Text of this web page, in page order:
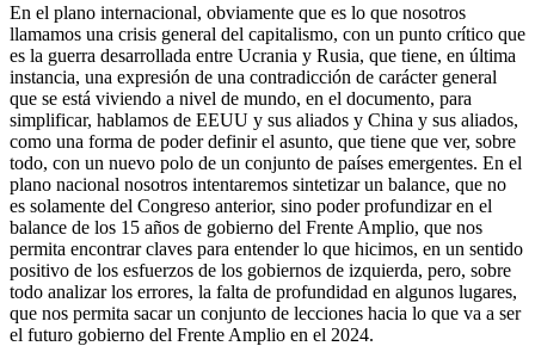
En el plano internacional, obviamente que es lo que nosotros
llamamos una crisis general del capitalismo, con un punto crítico que
es la guerra desarrollada entre Ucrania y Rusia, que tiene, en última
instancia, una expresión de una contradicción de carácter general
que se está viviendo a nivel de mundo, en el documento, para
simplificar, hablamos de EEUU y sus aliados y China y sus aliados,
como una forma de poder definir el asunto, que tiene que ver, sobre
todo, con un nuevo polo de un conjunto de países emergentes. En el
plano nacional nosotros intentaremos sintetizar un balance, que no
es solamente del Congreso anterior, sino poder profundizar en el
balance de los 15 años de gobierno del Frente Amplio, que nos
permita encontrar claves para entender lo que hicimos, en un sentido
positivo de los esfuerzos de los gobiernos de izquierda, pero, sobre
todo analizar los errores, la falta de profundidad en algunos lugares,
que nos permita sacar un conjunto de lecciones hacia lo que va a ser
el futuro gobierno del Frente Amplio en el 2024.